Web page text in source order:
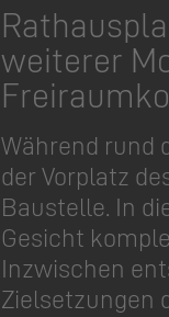
weiterer
Während rund
der Vorplatz
Baustelle. In
Gesicht
Inzwischen
Zielsetzungen